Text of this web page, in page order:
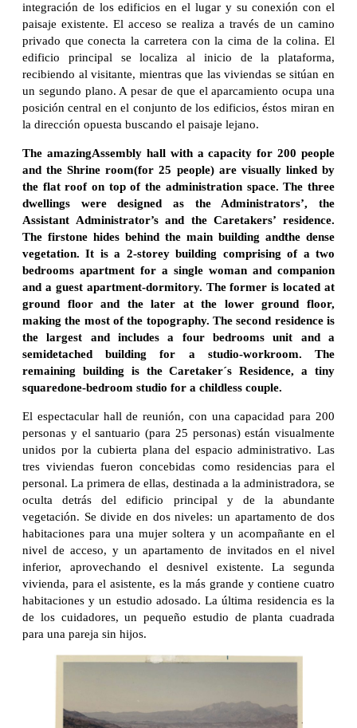
integración de los edificios en el lugar y su conexión con el
paisaje existente. El acceso se realiza a través de un camino
privado que conecta la carretera con la cima de la colina. El
edificio principal se localiza al inicio de la plataforma,
recibiendo al visitante, mientras que las viviendas se sitúan en
un segundo plano. A pesar de que el aparcamiento ocupa una
posición central en el conjunto de los edificios, éstos miran en
la dirección opuesta buscando el paisaje lejano.
The amazingAssembly hall with a capacity for 200 people
and the Shrine room(for 25 people) are visually linked by
the flat roof on top of the administration space. The three
dwellings were designed as the Administrators’, the
Assistant Administrator’s and the Caretakers’ residence.
The firstone hides behind the main building andthe dense
vegetation. It is a 2-storey building comprising of a two
bedrooms apartment for a single woman and companion
and a guest apartment-dormitory. The former is located at
ground floor and the later at the lower ground floor,
making the most of the topography. The second residence is
the largest and includes a four bedrooms unit and a
semidetached building for a studio-workroom. The
remaining building is the Caretaker´s Residence, a tiny
squaredone-bedroom studio for a childless couple.
El espectacular hall de reunión, con una capacidad para 200
personas y el santuario (para 25 personas) están visualmente
unidos por la cubierta plana del espacio administrativo. Las
tres viviendas fueron concebidas como residencias para el
personal. La primera de ellas, destinada a la administradora, se
oculta detrás del edificio principal y de la abundante
vegetación. Se divide en dos niveles: un apartamento de dos
habitaciones para una mujer soltera y un acompañante en el
nivel de acceso, y un apartamento de invitados en el nivel
inferior, aprovechando el desnivel existente. La segunda
vivienda, para el asistente, es la más grande y contiene cuatro
habitaciones y un estudio adosado. La última residencia es la
de los cuidadores, un pequeño estudio de planta cuadrada
para una pareja sin hijos.